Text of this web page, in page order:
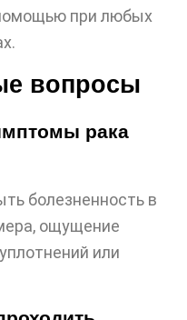
при любых
вопросы
рака
болезненность в
ощущение
или